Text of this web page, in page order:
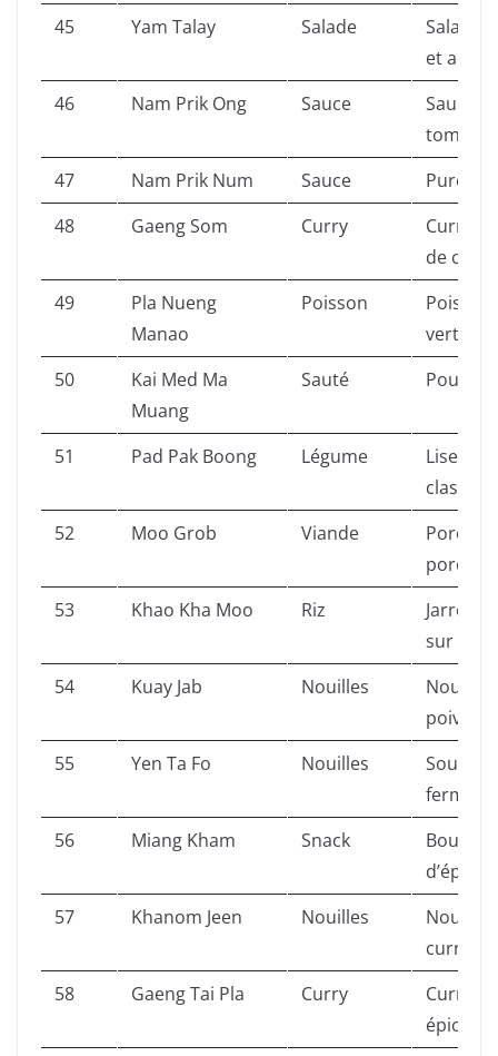
45 Yam Talay Salade
Salade
et
46
Nam Prik Ong Sauce
Sauce
47
Nam Prik Num Sauce
Purée
48
Gaeng Som Curry
Curry
de coco.
49
Pla Nueng
Manao
Poisson
vert, ail
50
Kai Med Ma
Muang
Sauté Poulet
51 Pad Pak Boong Légume
52
Moo Grob Viande
Porc
porc
53
Khao Kha Moo Riz
Jarret
sur riz.
54
Kuay Jab Nouilles
poivré.
55
Yen Ta Fo Nouilles
Soupe
56
Miang Kham Snack
d’épices.
57
Khanom Jeen Nouilles
curries.
58
Gaeng Tai Pla Curry
Curry
épicé